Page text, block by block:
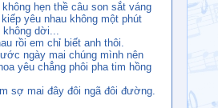
hẹn thề câu son sắt váng
yêu nhau không một phút
không dời...
rồi em chỉ biết anh thôi.
ngày mai chúng mình nên
yêu chẳng phôi pha tim hồng
sợ mai đây đôi ngã đôi đường.